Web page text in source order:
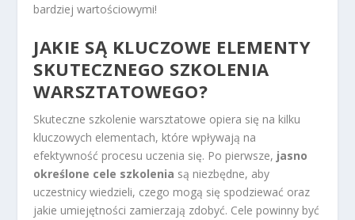
bardziej wartościowymi!
JAKIE SĄ KLUCZOWE ELEMENTY
SKUTECZNEGO SZKOLENIA
WARSZTATOWEGO?
Skuteczne szkolenie warsztatowe opiera się na kilku
kluczowych elementach, które wpływają na
efektywność procesu uczenia się. Po pierwsze, jasno
określone cele szkolenia są niezbędne, aby
uczestnicy wiedzieli, czego mogą się spodziewać oraz
jakie umiejętności zamierzają zdobyć. Cele powinny być